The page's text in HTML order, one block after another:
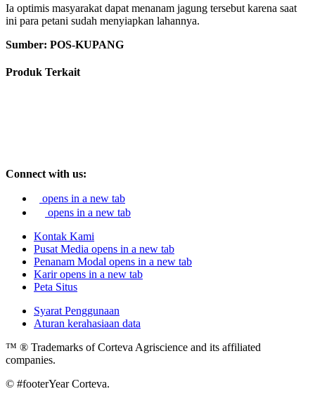
Ia optimis masyarakat dapat menanam jagung tersebut karena saat
ini para petani sudah menyiapkan lahannya.
Sumber: POS-KUPANG
Produk Terkait
Connect with us:
opens in a new tab
opens in a new tab
Kontak Kami
Pusat Media opens in a new tab
Penanam Modal opens in a new tab
Karir opens in a new tab
Peta Situs
Syarat Penggunaan
Aturan kerahasiaan data
™ ® Trademarks of Corteva Agriscience and its affiliated
companies.
© #footerYear Corteva.